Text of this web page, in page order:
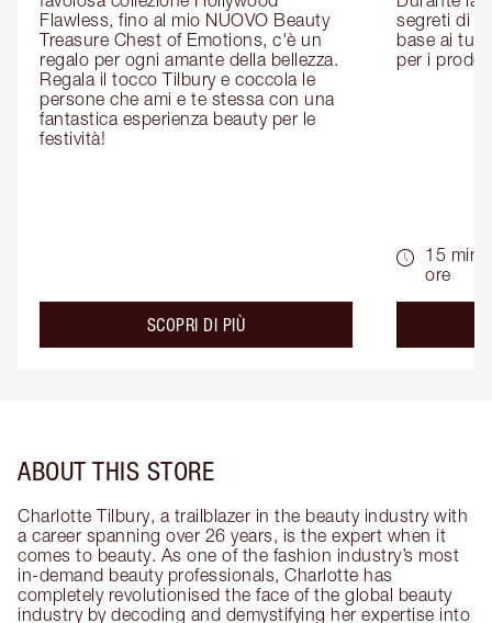
Flawless, fino al mio NUOVO Beauty
Treasure Chest of Emotions, c'è un
regalo per ogni amante della bellezza.
Regala il tocco Tilbury e coccola le
persone che ami e te stessa con una
fantastica esperienza beauty per le
festività!
SCOPRI DI PIÙabout the
segreti di
base ai
per i
15 min
ore
ABOUT THIS STORE
Charlotte Tilbury, a trailblazer in the beauty industry with
a career spanning over 26 years, is the expert when it
comes to beauty. As one of the fashion industry’s most
in-demand beauty professionals, Charlotte has
completely revolutionised the face of the global beauty
industry by decoding and demystifying her expertise into